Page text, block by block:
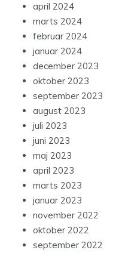
april 2024
marts 2024
februar 2024
januar 2024
december 2023
oktober 2023
september 2023
august 2023
juli 2023
juni 2023
maj 2023
april 2023
marts 2023
januar 2023
november 2022
oktober 2022
september 2022